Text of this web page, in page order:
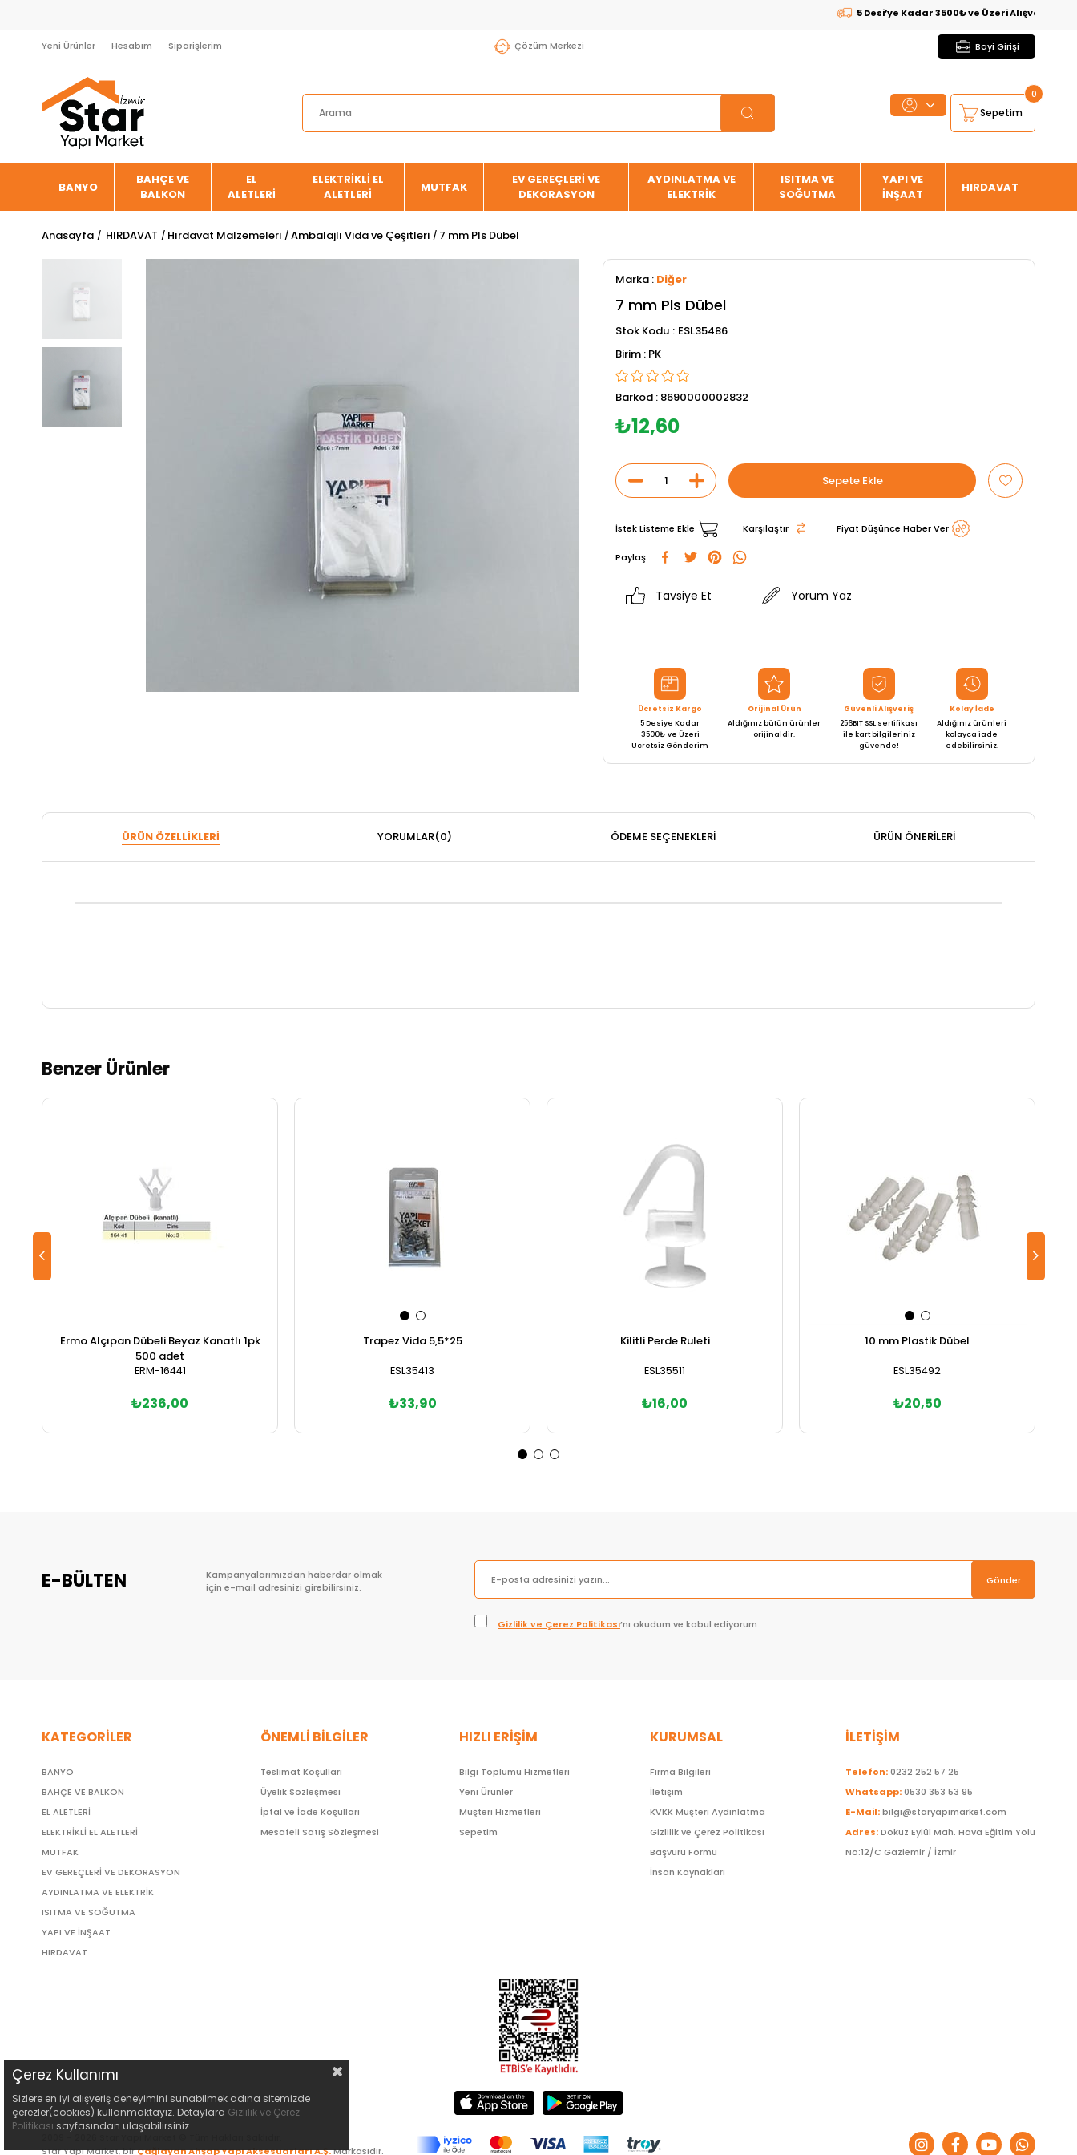
5 Desi’ye Kadar 3500₺ ve Üzeri Alışverişlerde
Yeni Ürünler Hesabım Siparişlerim Çözüm Merkezi Bayi Girişi
Sepetim
0
BANYO
BAHÇE VE
BALKON
EL
ALETLERİ
ELEKTRİKLİ EL
ALETLERİ
MUTFAK
EV GEREÇLERİ VE
DEKORASYON
AYDINLATMA VE
ELEKTRİK
ISITMA VE
SOĞUTMA
YAPI VE
İNŞAAT
HIRDAVAT
Anasayfa HIRDAVAT Hırdavat Malzemeleri Ambalajlı Vida ve Çeşitleri 7 mm Pls Dübel
Marka : Diğer
7 mm Pls Dübel
Stok Kodu
ESL35486
PK
Barkod : 8690000002832
₺12,60
İstek Listeme Ekle Karşılaştır Fiyat Düşünce Haber Ver
Paylaş :
Tavsiye Et Yorum Yaz
Ücretsiz Kargo
5 Desiye Kadar
3500₺ ve Üzeri
Ücretsiz Gönderim
Orijinal Ürün
Aldığınız bütün ürünler
orijinaldir.
Güvenli Alışveriş
256BIT SSL sertifikası
ile kart bilgileriniz
güvende!
Kolay İade
Aldığınız ürünleri
kolayca iade
edebilirsiniz.
ÜRÜN ÖZELLIKLERI YORUMLAR(0) ÖDEME SEÇENEKLERI ÜRÜN ÖNERILERI
Benzer Ürünler
Ermo Alçıpan Dübeli Beyaz Kanatlı 1pk
500 adet
ERM-16441
₺236,00
Trapez Vida 5,5*25
ESL35413
₺33,90
Kilitli Perde Ruleti
ESL35511
₺16,00
10 mm Plastik Dübel
ESL35492
₺20,50
E-BÜLTEN
Kampanyalarımızdan haberdar olmak
için e-mail adresinizi girebilirsiniz.
Gönder
Gizlilik ve Çerez Politikası’nı okudum ve kabul ediyorum.
KATEGORİLER
BANYO
BAHÇE VE BALKON
EL ALETLERİ
ELEKTRİKLİ EL ALETLERİ
MUTFAK
EV GEREÇLERİ VE DEKORASYON
AYDINLATMA VE ELEKTRİK
ISITMA VE SOĞUTMA
YAPI VE İNŞAAT
HIRDAVAT
ÖNEMLİ BİLGİLER
Teslimat Koşulları
Üyelik Sözleşmesi
İptal ve İade Koşulları
Mesafeli Satış Sözleşmesi
HIZLI ERİŞİM
Bilgi Toplumu Hizmetleri
Yeni Ürünler
Müşteri Hizmetleri
Sepetim
KURUMSAL
Firma Bilgileri
İletişim
KVKK Müşteri Aydınlatma
Gizlilik ve Çerez Politikası
Başvuru Formu
İnsan Kaynakları
İLETİŞİM
Telefon:0232 252 57 25
Whatsapp:0530 353 53 95
E-Mail:bilgi@staryapimarket.com
Adres:Dokuz Eylül Mah. Hava Eğitim Yolu
No:12/C Gaziemir / İzmir
Star Yapı Market, birÇağlayan Ahşap Yapı Aksesuarları A.Ş.Markasıdır.
Çerez Kullanımı
Sizlere en iyi alışveriş deneyimini sunabilmek adına sitemizde
çerezler(cookies) kullanmaktayız. Detaylara Gizlilik ve Çerez
Politikası sayfasından ulaşabilirsiniz.